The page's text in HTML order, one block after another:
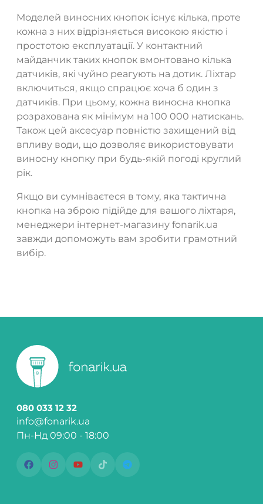
Моделей виносних кнопок існує кілька, проте
кожна з них відрізняється високою якістю і
простотою експлуатації. У контактний
майданчик таких кнопок вмонтовано кілька
датчиків, які чуйно реагують на дотик. Ліхтар
включиться, якщо спрацює хоча б один з
датчиків. При цьому, кожна виносна кнопка
розрахована як мінімум на 100 000 натискань.
Також цей аксесуар повністю захищений від
впливу води, що дозволяє використовувати
виносну кнопку при будь-якій погоді круглий
рік.
Якщо ви сумніваєтеся в тому, яка тактична
кнопка на зброю підійде для вашого ліхтаря,
менеджери інтернет-магазину fonarik.ua
завжди допоможуть вам зробити грамотний
вибір.
080 033 12 32
info@fonarik.ua
Пн-Нд 09:00 - 18:00